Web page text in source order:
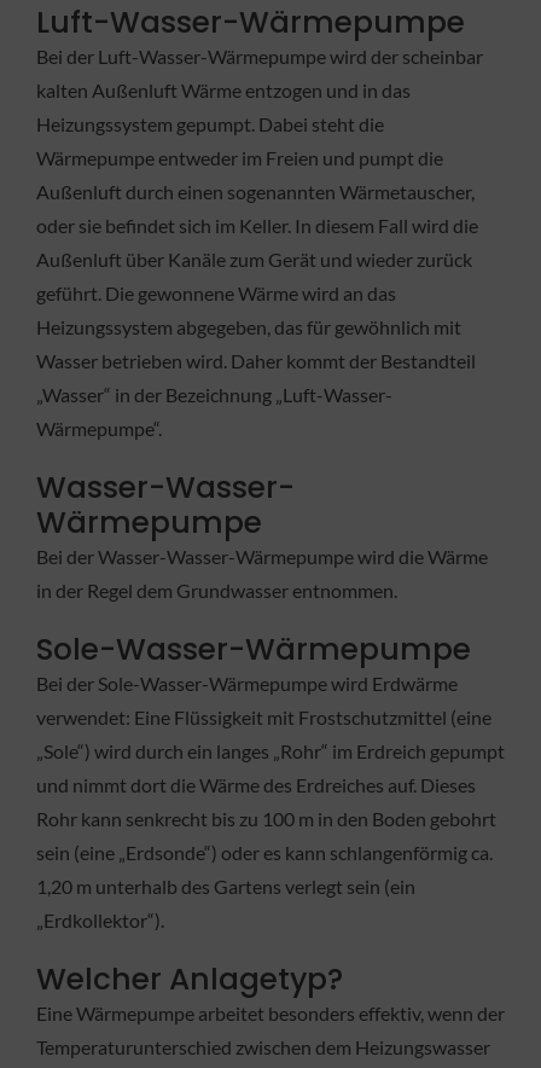
Luft-Wasser-Wärmepumpe
Bei der Luft-Wasser-Wärmepumpe wird der scheinbar
kalten Außenluft Wärme entzogen und in das
Heizungssystem gepumpt. Dabei steht die
Wärmepumpe entweder im Freien und pumpt die
Außenluft durch einen sogenannten Wärmetauscher,
oder sie befindet sich im Keller. In diesem Fall wird die
Außenluft über Kanäle zum Gerät und wieder zurück
geführt. Die gewonnene Wärme wird an das
Heizungssystem abgegeben, das für gewöhnlich mit
Wasser betrieben wird. Daher kommt der Bestandteil
„Wasser“ in der Bezeichnung „Luft-Wasser-
Wärmepumpe“.
Wasser-Wasser-
Wärmepumpe
Bei der Wasser-Wasser-Wärmepumpe wird die Wärme
in der Regel dem Grundwasser entnommen.
Sole-Wasser-Wärmepumpe
Bei der Sole-Wasser-Wärmepumpe wird Erdwärme
verwendet: Eine Flüssigkeit mit Frostschutzmittel (eine
„Sole“) wird durch ein langes „Rohr“ im Erdreich gepumpt
und nimmt dort die Wärme des Erdreiches auf. Dieses
Rohr kann senkrecht bis zu 100 m in den Boden gebohrt
sein (eine „Erdsonde“) oder es kann schlangenförmig ca.
1,20 m unterhalb des Gartens verlegt sein (ein
„Erdkollektor“).
Welcher Anlagetyp?
Eine Wärmepumpe arbeitet besonders effektiv, wenn der
Temperaturunterschied zwischen dem Heizungswasser